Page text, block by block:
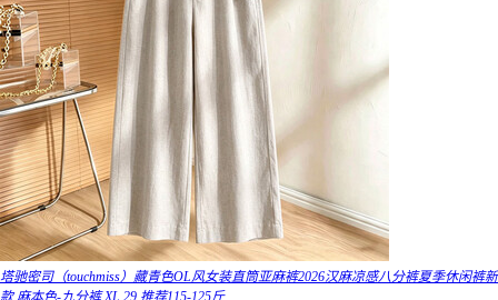
塔驰密司（touchmiss）藏青色OL风女装直筒亚麻裤2026汉麻凉感八分裤夏季休闲裤新
款 麻本色-九分裤 XL 29 推荐115-125斤